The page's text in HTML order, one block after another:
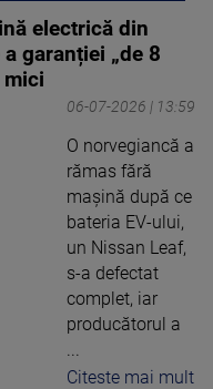
electrică din
garanției „de 8
mici
06-07-2026 | 13:59
O norvegiancă a
rămas fără
mașină după ce
bateria EV-ului,
un Nissan Leaf,
s-a defectat
complet, iar
producătorul a
...
Citeste mai mult